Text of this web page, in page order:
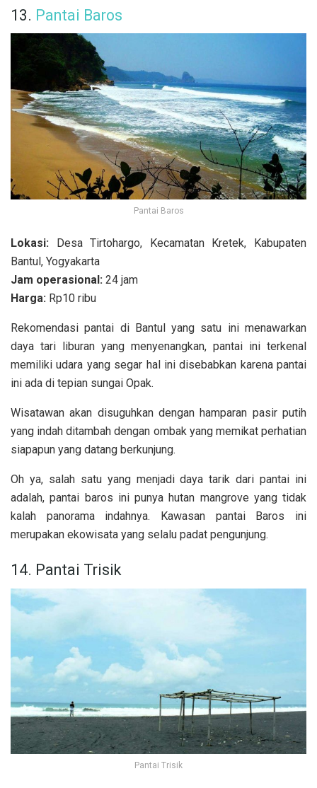
13. Pantai Baros
Pantai Baros
Lokasi:
Desa Tirtohargo, Kecamatan Kretek, Kabupaten
Bantul, Yogyakarta
Jam operasional: 24 jam
Harga: Rp10 ribu
Rekomendasi pantai di Bantul yang satu ini menawarkan
daya tari liburan yang menyenangkan, pantai ini terkenal
memiliki udara yang segar hal ini disebabkan karena pantai
ini ada di tepian sungai Opak.
Wisatawan akan disuguhkan dengan hamparan pasir putih
yang indah ditambah dengan ombak yang memikat perhatian
siapapun yang datang berkunjung.
Oh ya, salah satu yang menjadi daya tarik dari pantai ini
adalah, pantai baros ini punya hutan mangrove yang tidak
kalah panorama indahnya. Kawasan pantai Baros ini
merupakan ekowisata yang selalu padat pengunjung.
14. Pantai Trisik
Pantai Trisik